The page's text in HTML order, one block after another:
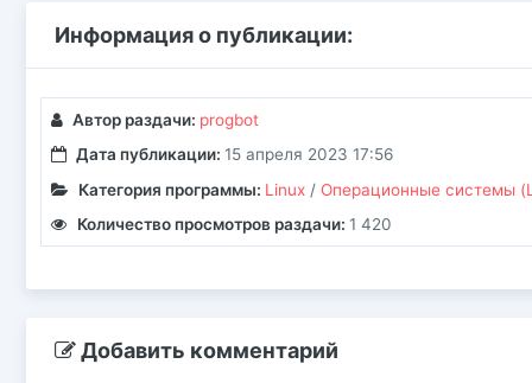
Информация о публикации:
Автор раздачи: progbot
Дата публикации: 15 апреля 2023 17:56
Категория программы: Linux/ Операционные системы
Количество просмотров раздачи: 1 420
Добавить комментарий